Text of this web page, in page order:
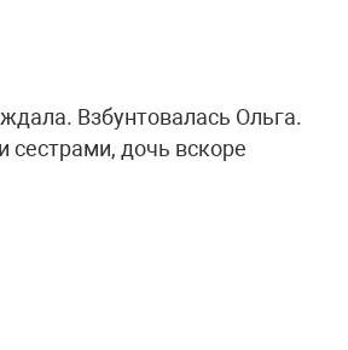
Взбунтовалась Ольга.
дочь вскоре